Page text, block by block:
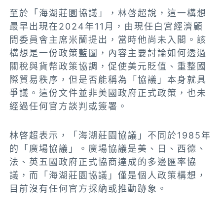
至於「海湖莊園協議」，林啓超說，這一構想
最早出現在2024年11月，由現任白宮經濟顧
問委員會主席米蘭提出，當時他尚未入閣。該
構想是一份政策藍圖，內容主要討論如何透過
關稅與貨幣政策協調，促使美元貶值、重整國
際貿易秩序，但是否能稱為「協議」本身就具
爭議。這份文件並非美國政府正式政策，也未
經過任何官方談判或簽署。
林啓超表示，「海湖莊園協議」不同於1985年
的「廣場協議」。廣場協議是美、日、西德、
法、英五國政府正式協商達成的多邊匯率協
議，而「海湖莊園協議」僅是個人政策構想，
目前沒有任何官方採納或推動跡象。